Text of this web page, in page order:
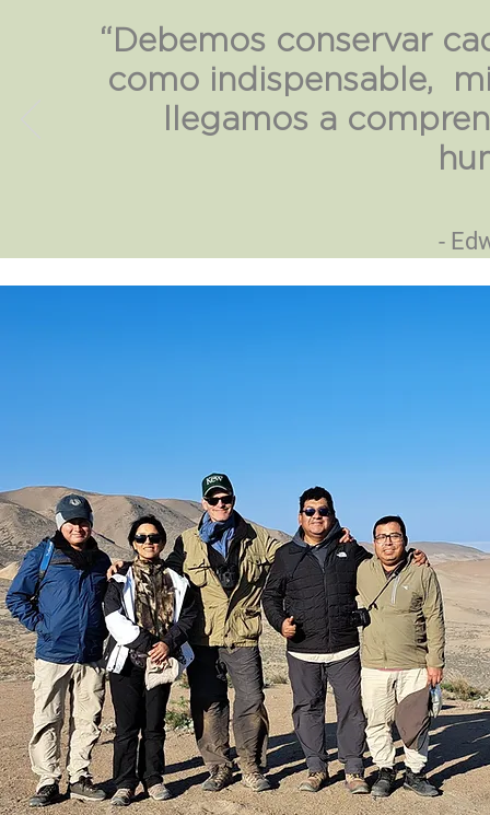
“Debemos conservar
como indispensable,
llegamos a
-